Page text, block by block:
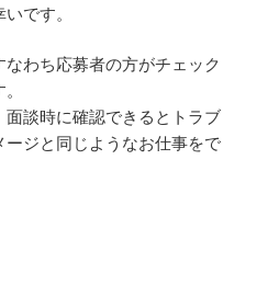
です。
わち応募者の方がチェック
談時に確認できるとトラブ
ージと同じようなお仕事をで